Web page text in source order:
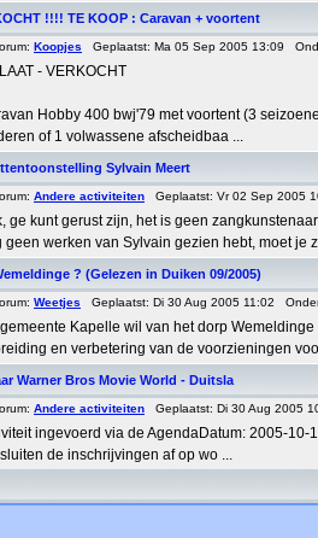
!!!! TE KOOP : Caravan + voortent
Koopjes Geplaatst: Ma 05 Sep 2005 13:09
- VERKOCHT
Hobby 400 bwj'79 met voortent (3
of 1 volwassene afscheidbaa ...
Sylvain Meert
Andere activiteiten Geplaatst: Vr 02 Sep 2005
ge kunt gerust zijn, het is geen
geen werken van Sylvain gezien hebt, moet je
? (Gelezen in Duiken 09/2005)
Weetjes Geplaatst: Di 30 Aug 2005 11:02
Kapelle wil van het dorp
en verbetering van de voorzieningen
Warner Bros Movie World - Duitsla
Andere activiteiten Geplaatst: Di 30 Aug 2005
ingevoerd via de AgendaDatum: 2005-
de inschrijvingen af op wo ...